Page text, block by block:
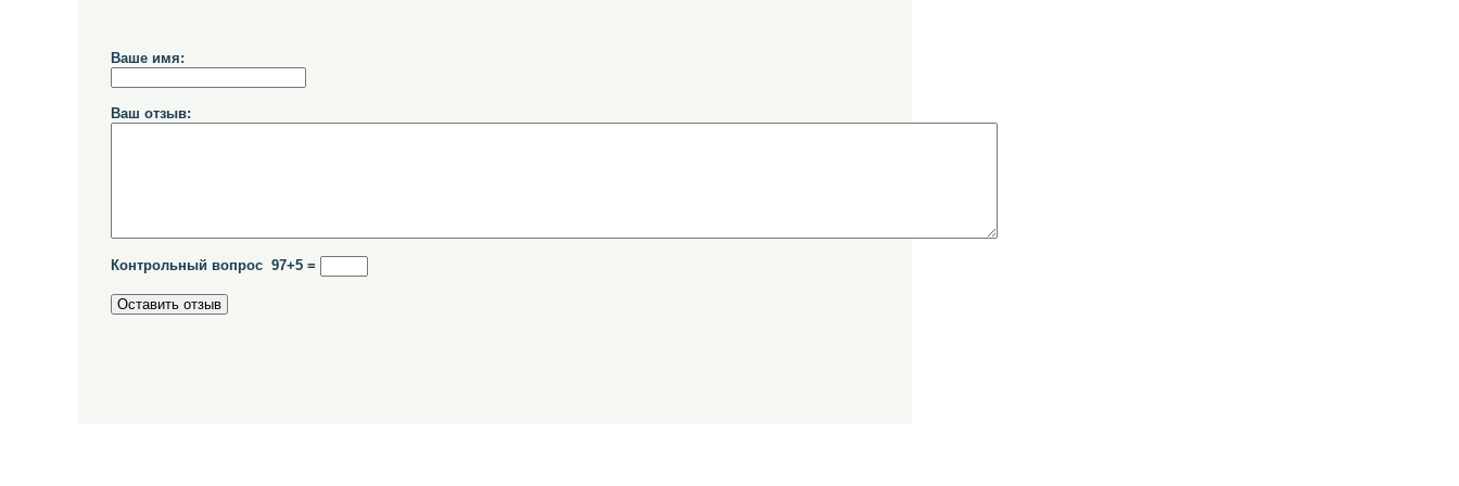
Ваше имя:
Ваш отзыв:
Контрольный вопрос 97+5 =